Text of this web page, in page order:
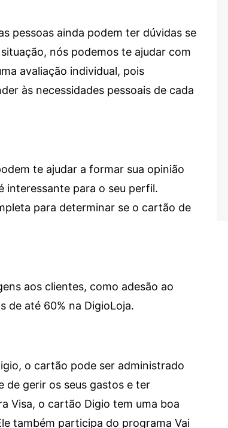
pessoas ainda podem ter dúvidas se
nós podemos te ajudar com
avaliação individual, pois
às necessidades pessoais de cada
te ajudar a formar sua opinião
interessante para o seu perfil.
para determinar se o cartão de
aos clientes, como adesão ao
de até 60% na DigioLoja.
o cartão pode ser administrado
de gerir os seus gastos e ter
Visa, o cartão Digio tem uma boa
também participa do programa Vai